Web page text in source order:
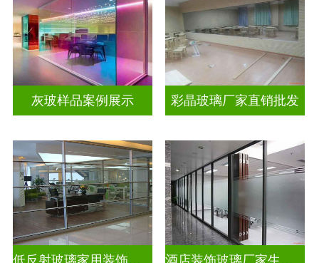
灰玻样品案例展示 彩晶玻璃厂家直销批发
低反射玻璃家用装饰玻璃 酒店装饰玻璃厂家生产安装